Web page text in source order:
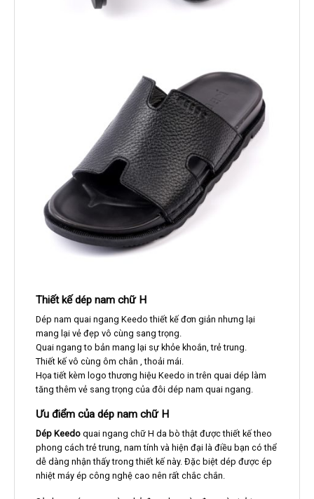
Thiết kế dép nam chữ H
Dép nam quai ngang Keedo thiết kế đơn giản nhưng lại
mang lại vẻ đẹp vô cùng sang trọng.
Quai ngang to bản mang lại sự khỏe khoắn, trẻ trung.
Thiết kế vô cùng ôm chân , thoải mái.
Họa tiết kèm logo thương hiệu Keedo in trên quai dép làm
tăng thêm vẻ sang trọng của đôi dép nam quai ngang.
Ưu điểm của dép nam chữ H
Dép Keedoquai ngang chữ H da bò thật được thiết kế theo
phong cách trẻ trung, nam tính và hiện đại là điều bạn có thể
dễ dàng nhận thấy trong thiết kế này. Đặc biệt dép được ép
nhiệt máy ép công nghệ cao nên rất chắc chắn.